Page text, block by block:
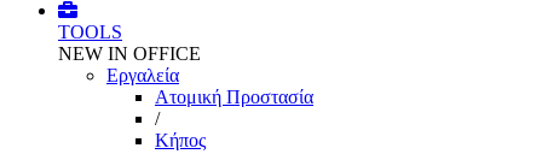
TOOLS
NEW IN OFFICE
Εργαλεία
Aτομική Προστασία
/
Kήπος